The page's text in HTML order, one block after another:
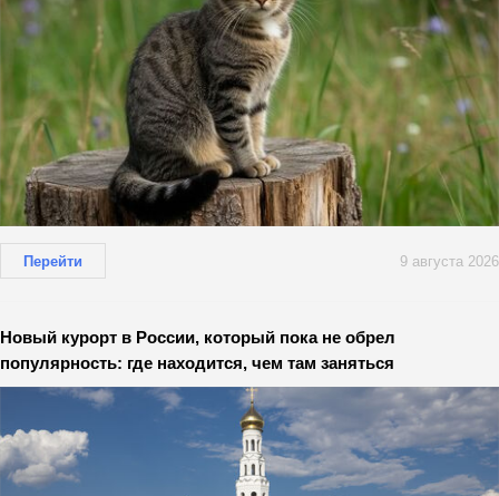
Перейти 9 августа 2026
Новый курорт в России, который пока не обрел
популярность: где находится, чем там заняться